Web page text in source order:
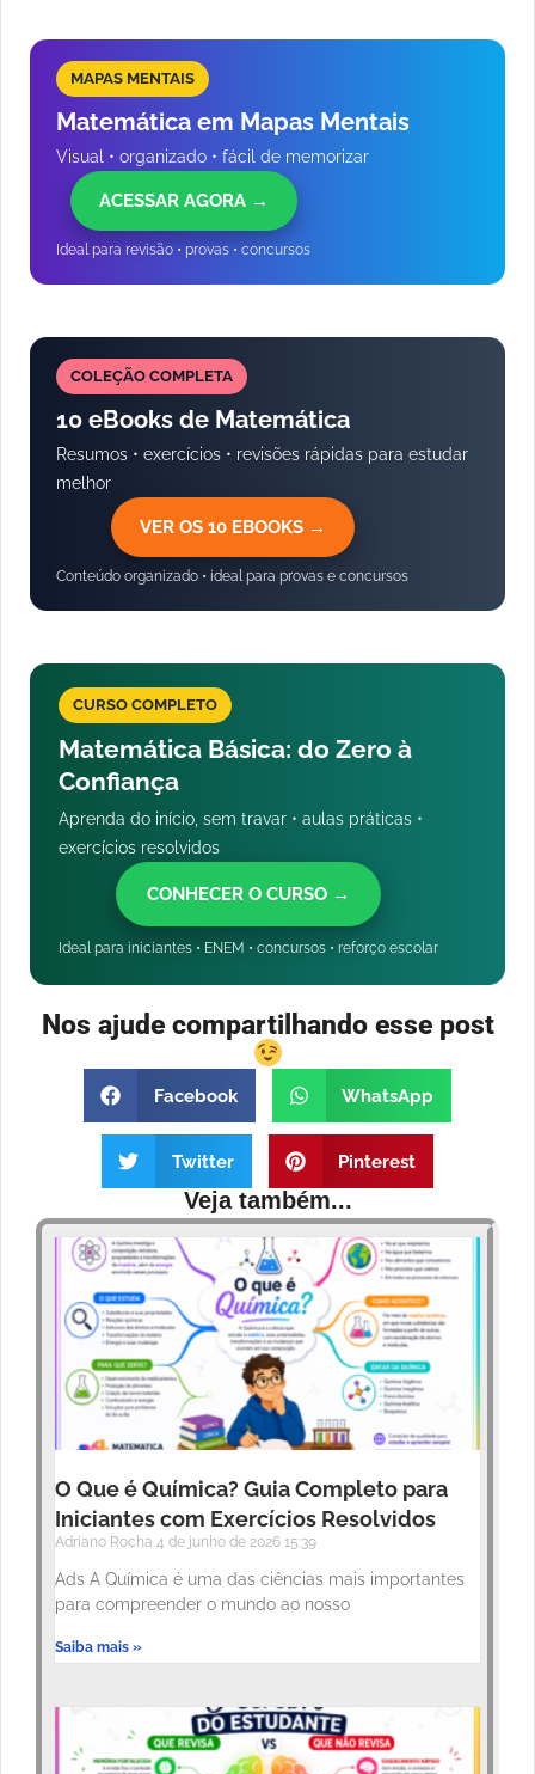
MAPAS MENTAIS
Matemática em Mapas Mentais
Visual • organizado • fácil de memorizar
ACESSAR AGORA →
Ideal para revisão • provas • concursos
COLEÇÃO COMPLETA
10 eBooks de Matemática
Resumos • exercícios • revisões rápidas para estudar
melhor
VER OS 10 EBOOKS →
Conteúdo organizado • ideal para provas e concursos
CURSO COMPLETO
Matemática Básica: do Zero à
Confiança
Aprenda do início, sem travar • aulas práticas •
exercícios resolvidos
CONHECER O CURSO →
Ideal para iniciantes • ENEM • concursos • reforço escolar
Nos ajude compartilhando esse post
Facebook WhatsApp
Twitter Pinterest
Veja também...
O Que é Química? Guia Completo para
Iniciantes com Exercícios Resolvidos
Adriano Rocha 4 de junho de 2026 15:39
Ads A Química é uma das ciências mais importantes
para compreender o mundo ao nosso
Saiba mais »